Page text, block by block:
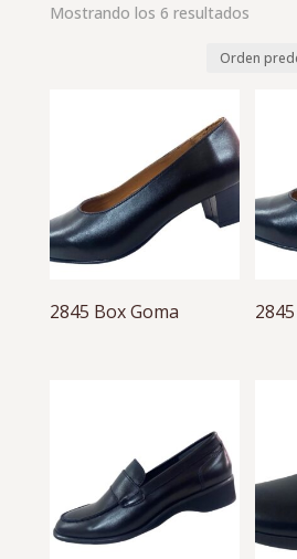
Mostrando los 6 resultados
2845 Box Goma